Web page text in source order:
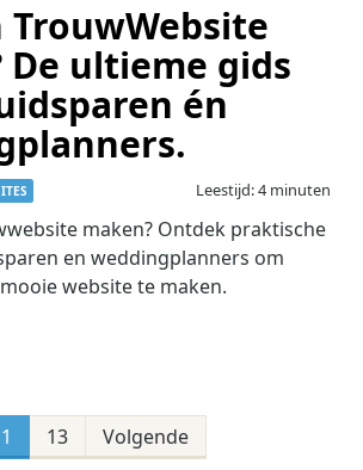
TrouwWebsite
De ultieme gids
én
Leestijd: 4 minuten
maken? Ontdek praktische
en weddingplanners om
website te maken.
1 13 Volgende